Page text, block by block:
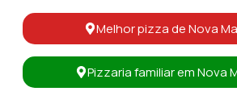
Melhor pizza de Nova
Pizzaria familiar em Nova